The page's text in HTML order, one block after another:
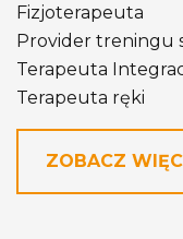
Fizjoterapeuta
Provider treningu
Terapeuta
Terapeuta ręki
ZOBACZ